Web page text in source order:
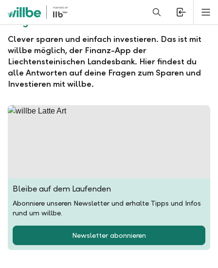
Alerts.Headline
Fragen und Antworten zu willbe
Clever sparen und einfach investieren. Das ist mit
willbe möglich, der Finanz-App der
Liechtensteinischen Landesbank. Hier findest du
alle Antworten auf deine Fragen zum Sparen und
Investieren mit willbe.
Bleibe auf dem Laufenden
Abonniere unseren Newsletter und erhalte Tipps und Infos
rund um willbe.
Newsletter abonnieren